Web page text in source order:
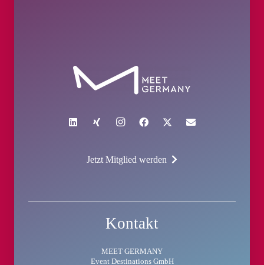
Jetzt Mitglied werden
Kontakt
MEET GERMANY
Event Destinations GmbH